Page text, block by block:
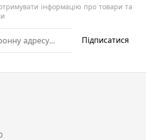
інформацію про товари та
Підписатися